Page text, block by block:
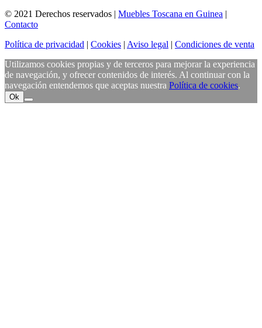
© 2021 Derechos reservados | Muebles Toscana en Guinea |
Contacto
Política de privacidad | Cookies | Aviso legal | Condiciones de venta
Utilizamos cookies propias y de terceros para mejorar la experiencia
de navegación, y ofrecer contenidos de interés. Al continuar con la
navegación entendemos que aceptas nuestra Política de cookies.
Ok